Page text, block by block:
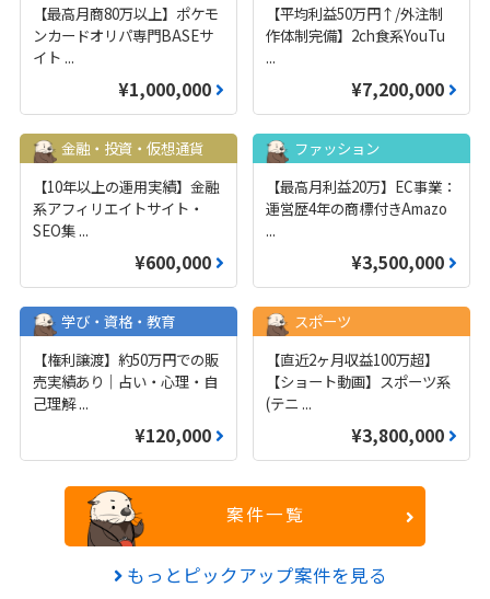
【最高月商80万以上】ポケモ
ンカードオリパ専門BASEサ
イト ...
¥1,000,000
【平均利益50万円↑/外注制
作体制完備】2ch食系YouTu
...
¥7,200,000
金融・投資・仮想通貨
【10年以上の運用実績】金融
系アフィリエイトサイト・
SEO集 ...
¥600,000
ファッション
【最高月利益20万】EC事業：
運営歴4年の商標付きAmazo
...
¥3,500,000
学び・資格・教育
【権利譲渡】約50万円での販
売実績あり｜占い・心理・自
己理解...
¥120,000
スポーツ
【直近2ヶ月収益100万超】
【ショート動画】スポーツ系
(テニ ...
¥3,800,000
案件一覧
もっとピックアップ案件を見る